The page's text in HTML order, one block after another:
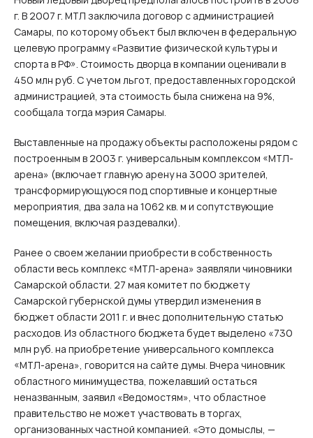
г. В 2007 г. МТЛ заключила договор с администрацией
Самары, по которому объект был включен в федеральную
целевую программу «Развитие физической культуры и
спорта в РФ». Стоимость дворца в компании оценивали в
450 млн руб. С учетом льгот, предоставленных городской
администрацией, эта стоимость была снижена на 9%,
сообщала тогда мэрия Самары.
Выставленные на продажу объекты расположены рядом с
построенным в 2003 г. универсальным комплексом «МТЛ-
арена» (включает главную арену на 3000 зрителей,
трансформирующуюся под спортивные и концертные
мероприятия, два зала на 1062 кв. м и сопутствующие
помещения, включая раздевалки).
Ранее о своем желании приобрести в собственность
области весь комплекс «МТЛ-арена» заявляли чиновники
Самарской области. 27 мая комитет по бюджету
Самарской губернской думы утвердил изменения в
бюджет области 2011 г. и внес дополнительную статью
расходов. Из областного бюджета будет выделено «730
млн руб. на приобретение универсального комплекса
«МТЛ-арена», говорится на сайте думы. Вчера чиновник
областного минимущества, пожелавший остаться
неназванным, заявил «Ведомостям», что областное
правительство не может участвовать в торгах,
организованных частной компанией. «Это домыслы, —